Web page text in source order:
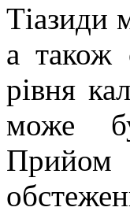
Тіазиди
а також
рівня
може
Прийом